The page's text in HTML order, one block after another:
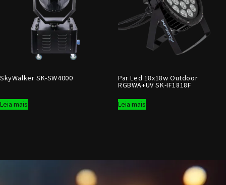
SkyWalker SK-SW4000
Leia mais
Par Led 18x18w Outdoor
RGBWA+UV SK-IF1818F
Leia mais